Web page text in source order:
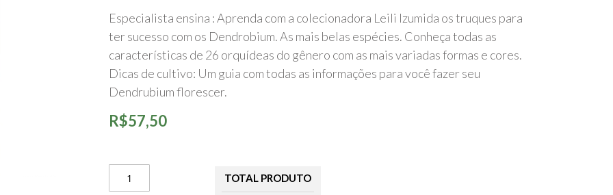
R$57,50
Especialista ensina : Aprenda com a colecionadora Leili Izumida os truques para
ter sucesso com os Dendrobium. As mais belas espécies. Conheça todas as
características de 26 orquídeas do gênero com as mais variadas formas e cores.
Dicas de cultivo: Um guia com todas as informações para você fazer seu
Dendrubium florescer.
TOTAL PRODUTO